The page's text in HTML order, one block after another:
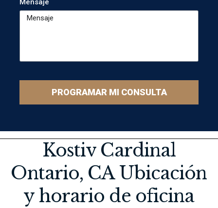
Mensaje
PROGRAMAR MI CONSULTA
Kostiv Cardinal
Ontario, CA Ubicación
y horario de oficina